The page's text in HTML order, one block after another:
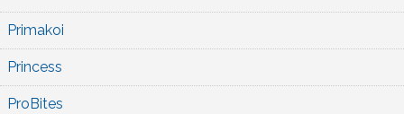
Primakoi
Princess
ProBites